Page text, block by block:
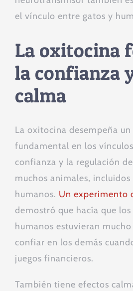
el vínculo entre gatos y
La oxitocina
la confianza
calma
La oxitocina desempeña
fundamental en los
confianza y la regulación
muchos animales, incluidos
humanos. Un experimento
demostró que hacía que
humanos estuvieran
confiar en los demás
juegos financieros.
También tiene efectos